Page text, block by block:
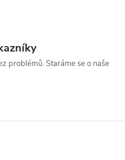
problémů. Staráme se o naše